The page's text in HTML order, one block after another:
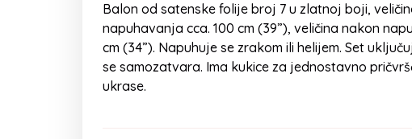
Balon od satenske folije broj 7 u zlatnoj boji,
napuhavanja cca. 100 cm (39”), veličina nakon
cm (34”). Napuhuje se zrakom ili helijem. Set
se samozatvara. Ima kukice za jednostavno
ukrase.